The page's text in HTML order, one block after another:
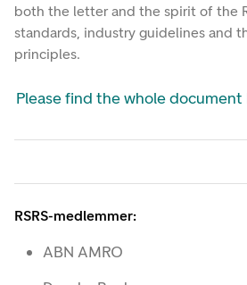
both the letter and the spirit of the
standards, industry guidelines and
principles.
Please find the whole document
RSRS-medlemmer:
ABN AMRO